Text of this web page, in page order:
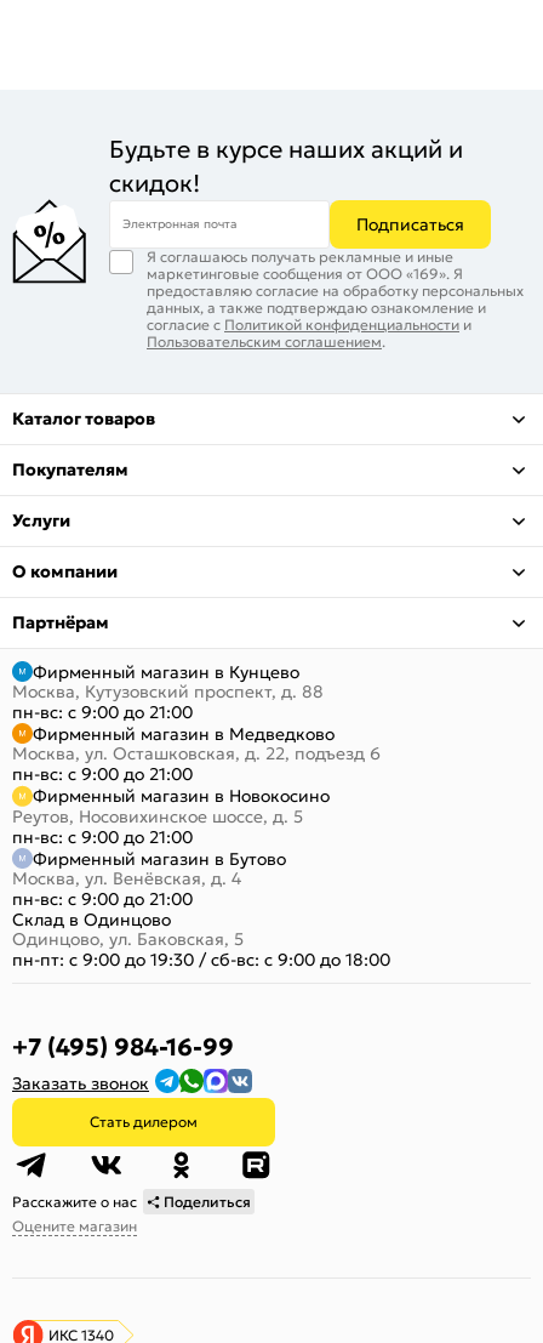
Будьте в курсе наших акций и
скидок!
Электронная почта Подписаться
Я соглашаюсь получать рекламные и иные
маркетинговые сообщения от ООО «169». Я
предоставляю согласие на обработку персональных
данных, а также подтверждаю ознакомление и
согласие с Политикой конфиденциальности и
Пользовательским соглашением.
Каталог товаров
Покупателям
Услуги
О компании
Партнёрам
Фирменный магазин в Кунцево
Москва, Кутузовский проспект, д. 88
пн-вс: с 9:00 до 21:00
Фирменный магазин в Медведково
Москва, ул. Осташковская, д. 22, подъезд 6
пн-вс: с 9:00 до 21:00
Фирменный магазин в Новокосино
Реутов, Носовихинское шоссе, д. 5
пн-вс: с 9:00 до 21:00
Фирменный магазин в Бутово
Москва, ул. Венёвская, д. 4
пн-вс: с 9:00 до 21:00
Склад в Одинцово
Одинцово, ул. Баковская, 5
пн-пт: с 9:00 до 19:30 /сб-вс: с 9:00 до 18:00
+7 (495) 984-16-99
Заказать звонок
Стать дилером
Расскажите о нас
Поделиться
Оцените магазин
ИКС 1340